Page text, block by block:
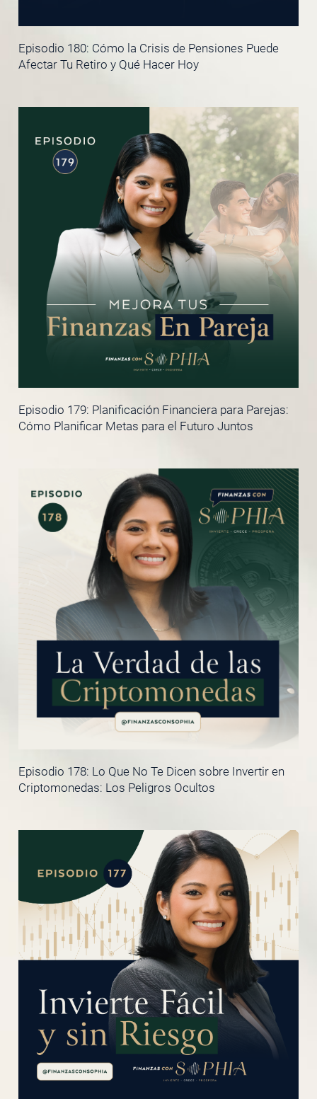
Episodio 180: Cómo la Crisis de Pensiones Puede
Afectar Tu Retiro y Qué Hacer Hoy
Episodio 179: Planificación Financiera para Parejas:
Cómo Planificar Metas para el Futuro Juntos
Episodio 178: Lo Que No Te Dicen sobre Invertir en
Criptomonedas: Los Peligros Ocultos